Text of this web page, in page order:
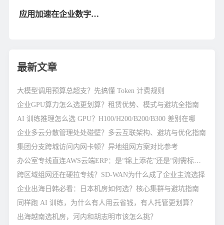
器
​应用加速在企业数字化
最新文章
大模型调用预算总超支？先搞懂 Token 计费规则
企业GPU算力怎么选更划算？租赁优势、模式与避坑全指南
AI 训练推理怎么选 GPU？H100/H200/B200/B300 差别在哪
企业多云分散管理处处碰壁？多云互联架构、避坑与优化指南
集团分支跨城访问内网卡顿？异地组网方案对比参考
跨区域组网还在硬拉专线？SD-WAN为什么成了企业主流选择
企业出海日韩必看：日本机房如何选？核心集群与避坑指南
同样跑 AI 训练，为什么有人用云省钱，有人托管更划算？
出海越南选机房，河内和胡志明市该怎么挑？